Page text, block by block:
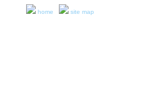
home site map